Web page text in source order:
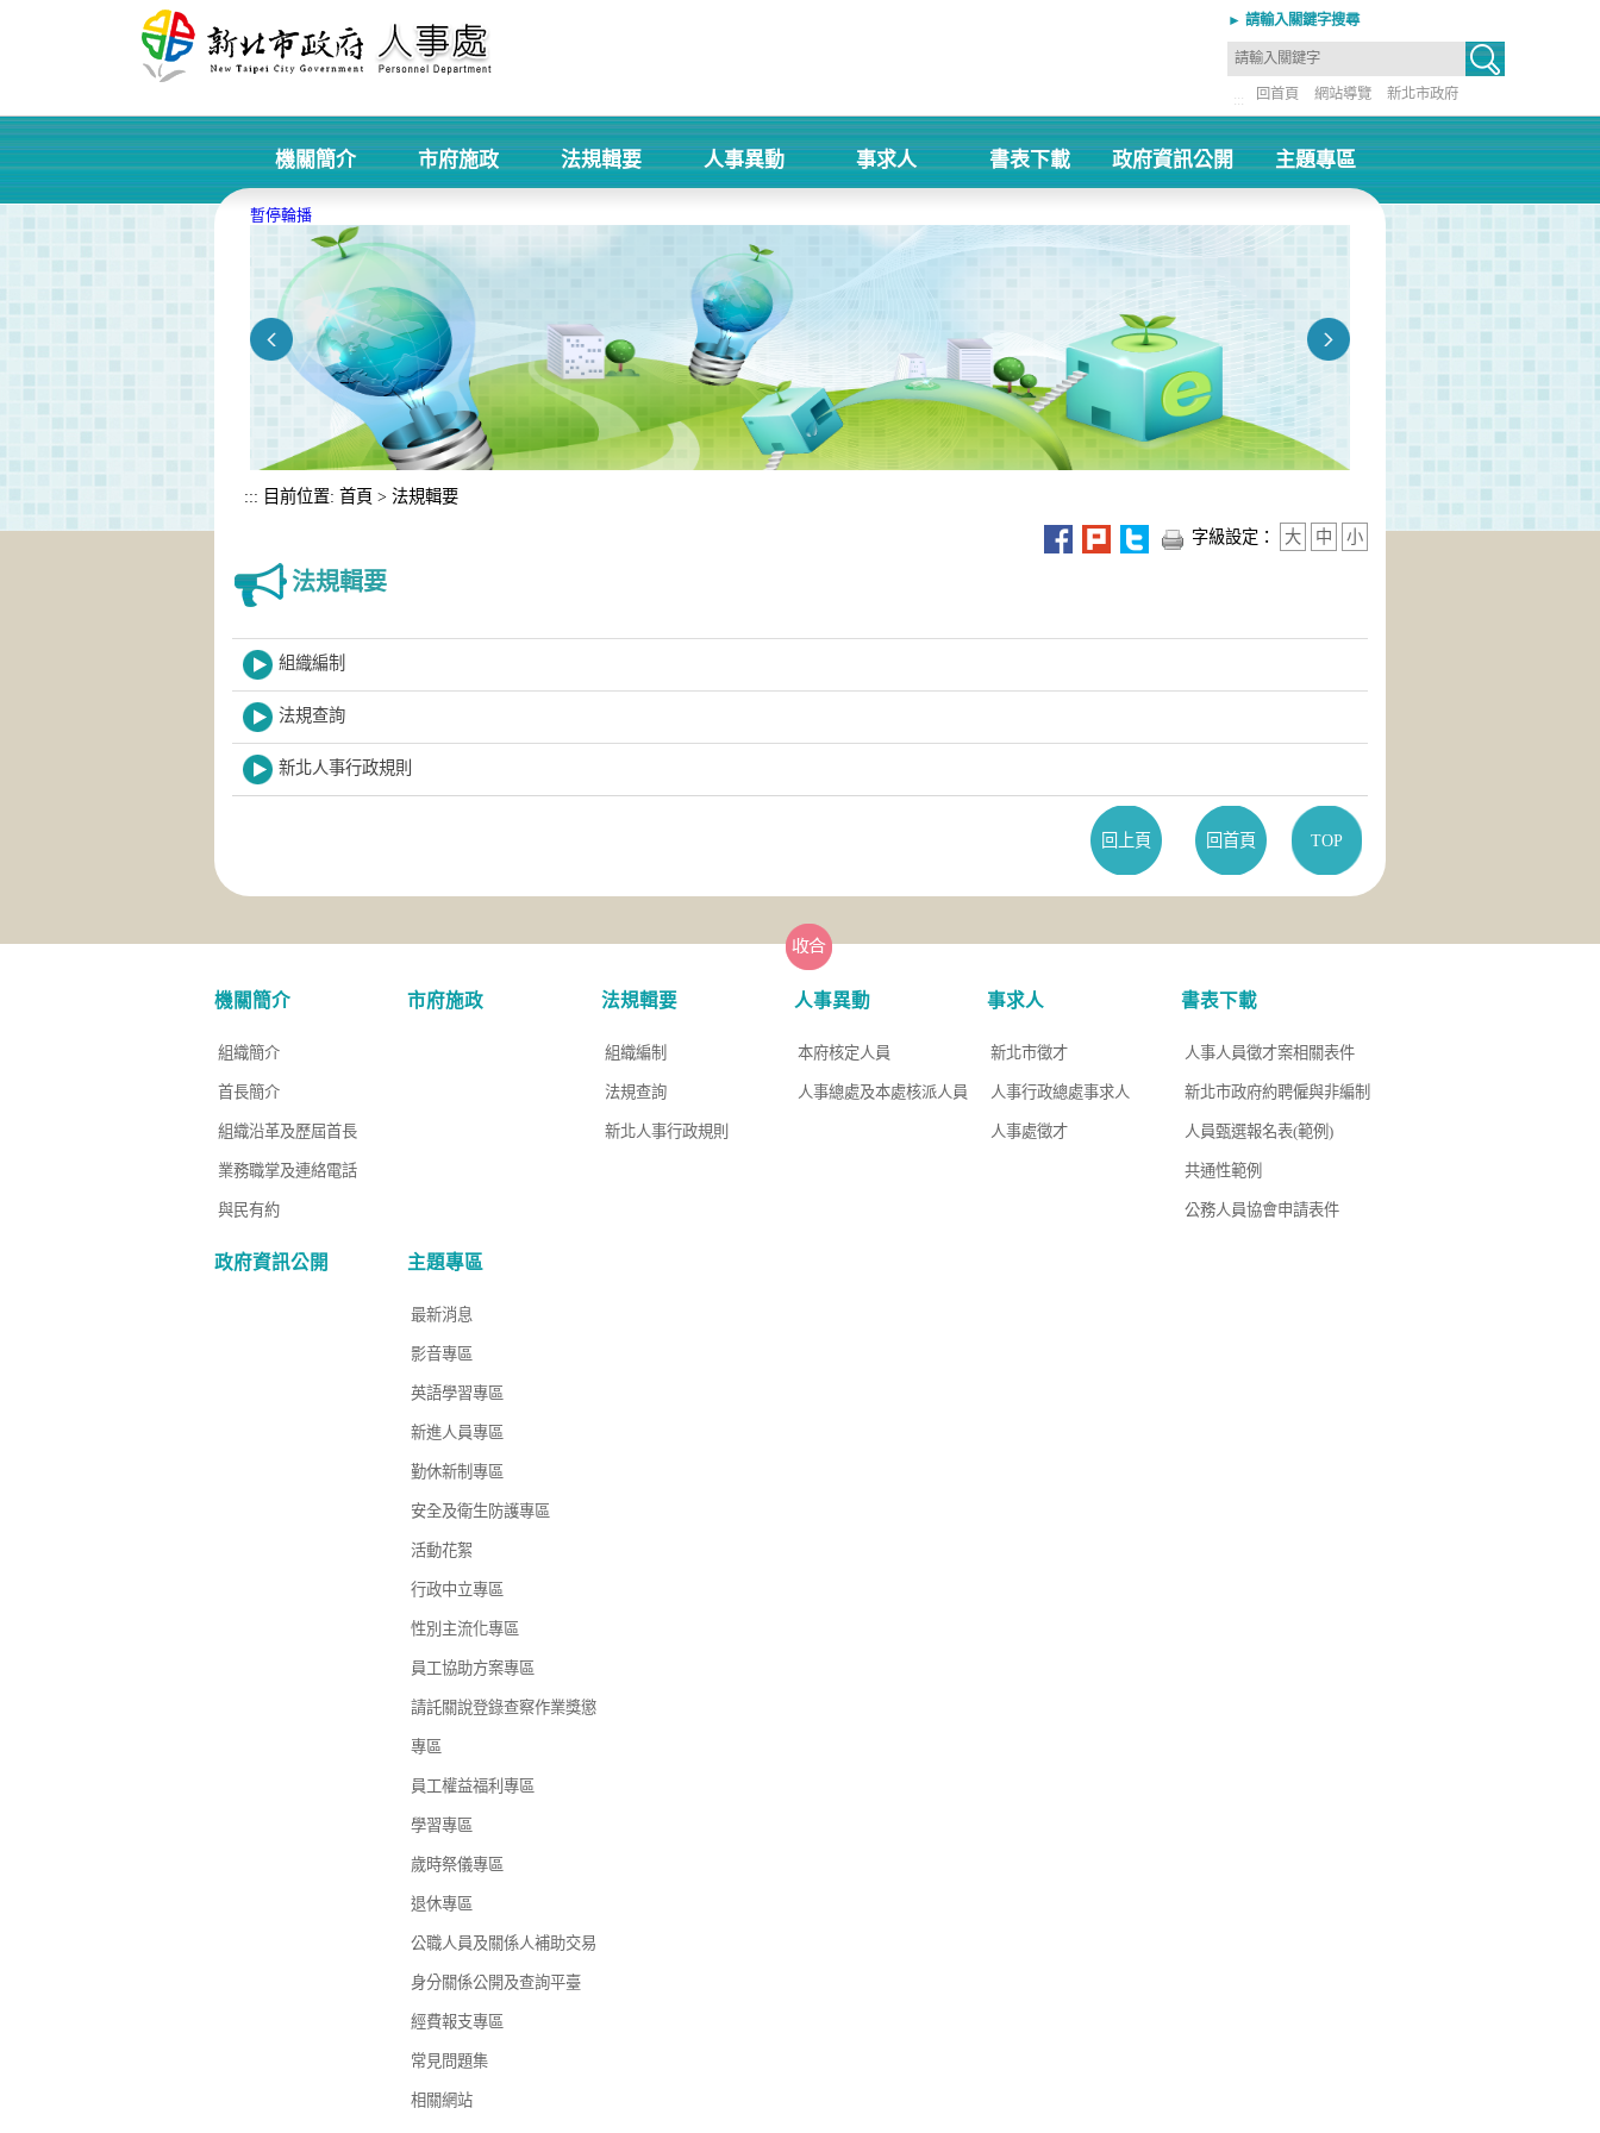
► 請輸入關鍵字搜尋
::: 回首頁 網站導覽 新北市政府
機關簡介
市府施政
法規輯要
人事異動
事求人
書表下載
政府資訊公開
主題專區
暫停輪播
::: 目前位置: 首頁 > 法規輯要
字級設定： 大 中 小
法規輯要
組織編制
法規查詢
新北人事行政規則
回上頁 回首頁 TOP
機關簡介
組織簡介
首長簡介
組織沿革及歷屆首長
業務職掌及連絡電話
與民有約
市府施政 法規輯要
組織編制
法規查詢
新北人事行政規則
人事異動
本府核定人員
人事總處及本處核派人員
事求人
新北市徵才
人事行政總處事求人
人事處徵才
書表下載
人事人員徵才案相關表件
新北市政府約聘僱與非編制
人員甄選報名表(範例)
共通性範例
公務人員協會申請表件
政府資訊公開 主題專區
最新消息
影音專區
英語學習專區
新進人員專區
勤休新制專區
安全及衛生防護專區
活動花絮
行政中立專區
性別主流化專區
員工協助方案專區
請託關說登錄查察作業獎懲
專區
員工權益福利專區
學習專區
歲時祭儀專區
退休專區
公職人員及關係人補助交易
身分關係公開及查詢平臺
經費報支專區
常見問題集
相關網站